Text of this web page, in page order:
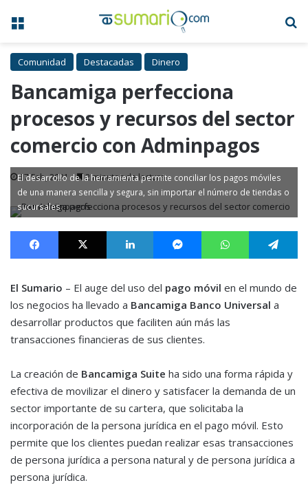
Menú
Comunidad Destacadas Dinero
Bancamiga perfecciona
procesos y recursos del sector
comercio con Adminpagos
17 Feb, 2021 2 minutos de lectura
El desarrollo de la herramienta permite conciliar los pagos móviles
de una manera sencilla y segura, sin importar el número de tiendas o
sucursales
Facebook X LinkedIn MessengerWhatsApp
El Sumario – El auge del uso del pago móvil en el mundo de
los negocios ha llevado a Bancamiga Banco Universal a
desarrollar productos que faciliten aún más las
transacciones financieras de sus clientes.
La creación de Bancamiga Suite ha sido una forma rápida y
efectiva de movilizar el dinero y satisfacer la demanda de un
sector importante de su cartera, que solicitaba la
incorporación de la persona jurídica en el pago móvil. Esto
permite que los clientes puedan realizar esas transacciones
de persona jurídica a persona natural y de persona jurídica a
persona jurídica.